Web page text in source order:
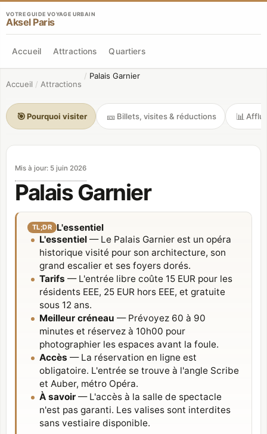
VOTRE GUIDE VOYAGE URBAIN
Aksel Paris
Accueil Attractions Quartiers
Accueil / Attractions
/ Palais Garnier
🎯Pourquoi visiter 🎫 Billets, visites & réductions 📊
Mis à jour: 5 juin 2026
Palais Garnier
TL;DR
L'essentiel
L'essentiel — Le Palais Garnier est un opéra
historique visité pour son architecture, son
grand escalier et ses foyers dorés.
Tarifs — L'entrée libre coûte 15 EUR pour les
résidents EEE, 25 EUR hors EEE, et gratuite
sous 12 ans.
Meilleur créneau — Prévoyez 60 à 90
minutes et réservez à 10h00 pour
photographier les espaces avant la foule.
Accès — La réservation en ligne est
obligatoire. L'entrée se trouve à l'angle Scribe
et Auber, métro Opéra.
À savoir — L'accès à la salle de spectacle
n'est pas garanti. Les valises sont interdites
sans vestiaire disponible.